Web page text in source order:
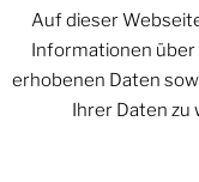
AM
Auf dieser
Informationen
erhobenen Daten
Ihrer Daten zu